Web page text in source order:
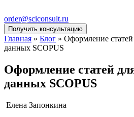
order@sciconsult.ru
Получить консультацию
Главная » Блог » Оформление
данных SCOPUS
Оформление статей
данных SCOPUS
Елена Запонкина